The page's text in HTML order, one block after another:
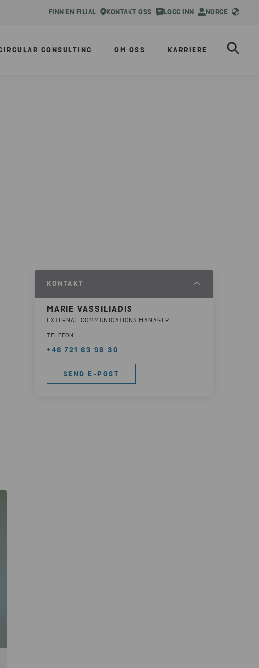
FINN EN FILIAL KONTAKT OSS LOGG INN NORGE
CONSULTING OM OSS KARRIERE
KONTAKT
MARIE VASSILIADIS
EXTERNAL COMMUNICATIONS MANAGER
TELEFON
+46 721 63 98 30
SEND E-POST